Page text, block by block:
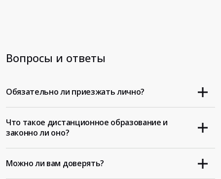
Вопросы и ответы
Обязательно ли приезжать лично?
Что такое дистанционное образование и
законно ли оно?
Можно ли вам доверять?